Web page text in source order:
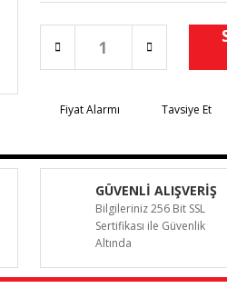
Fiyat Alarmı Tavsiye Et
GÜVENLİ ALIŞVERİŞ
Bilgileriniz 256 Bit SSL
Sertifikası ile Güvenlik
Altında